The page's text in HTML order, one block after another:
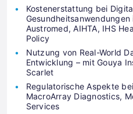
Kostenerstattung bei
Austromed, AIHTA, IHS
Policy
Nutzung von Real-World
Entwicklung – mit Gouya
Scarlet
Regulatorische Aspekte
MacroArray Diagnostics,
Services